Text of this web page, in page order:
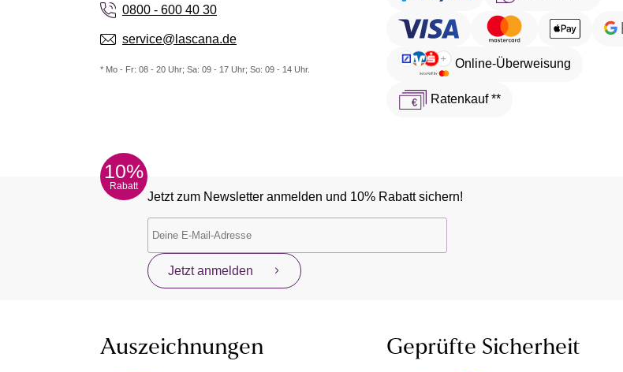
0800 - 600 40 30
service@lascana.de
* Mo - Fr: 08 - 20 Uhr; Sa: 09 - 17 Uhr; So: 09 - 14 Uhr. Online-Überweisung
Ratenkauf **
10%
Rabatt
Jetzt zum Newsletter anmelden und 10% Rabatt sichern!
Jetzt anmelden
Auszeichnungen Geprüfte Sicherheit